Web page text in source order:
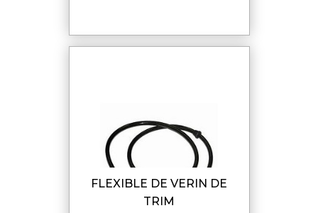
FLEXIBLE DE VERIN DE
TRIM